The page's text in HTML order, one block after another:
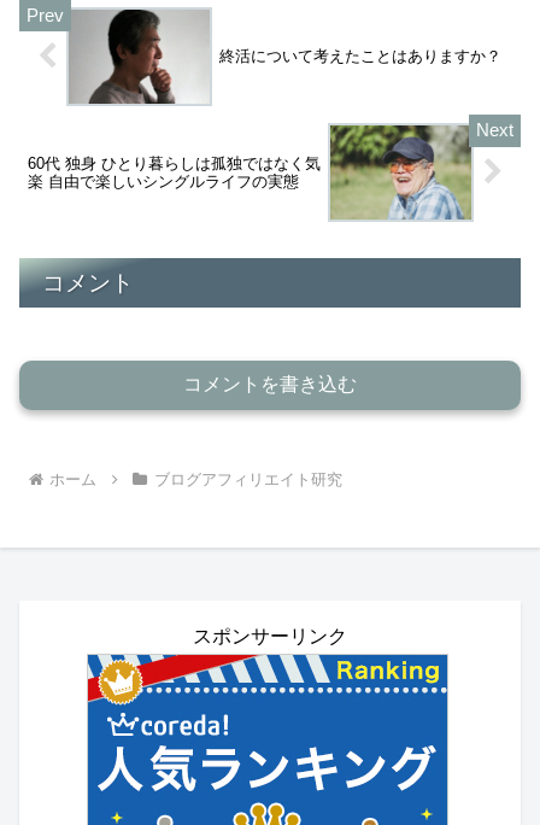
終活について考えたことはありますか？
60代 独身 ひとり暮らしは孤独ではなく気
楽 自由で楽しいシングルライフの実態
コメント
コメントを書き込む
ホーム ブログアフィリエイト研究
スポンサーリンク